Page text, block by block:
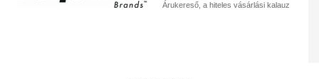
Árukereső, a hiteles vásárlási kalauz